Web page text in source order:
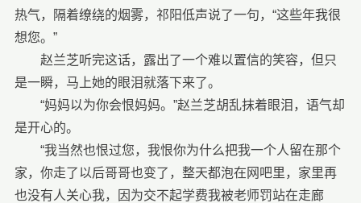
热气，隔着缭绕的烟雾，祁阳低声说了一句，“这些年我很
想您。”
赵兰芝听完这话，露出了一个难以置信的笑容，但只
是一瞬，马上她的眼泪就落下来了。
“妈妈以为你会恨妈妈。”赵兰芝胡乱抹着眼泪，语气却
是开心的。
“我当然也恨过您，我恨你为什么把我一个人留在那个
家，你走了以后哥哥也变了，整天都泡在网吧里，家里再
也没有人关心我，因为交不起学费我被老师罚站在走廊